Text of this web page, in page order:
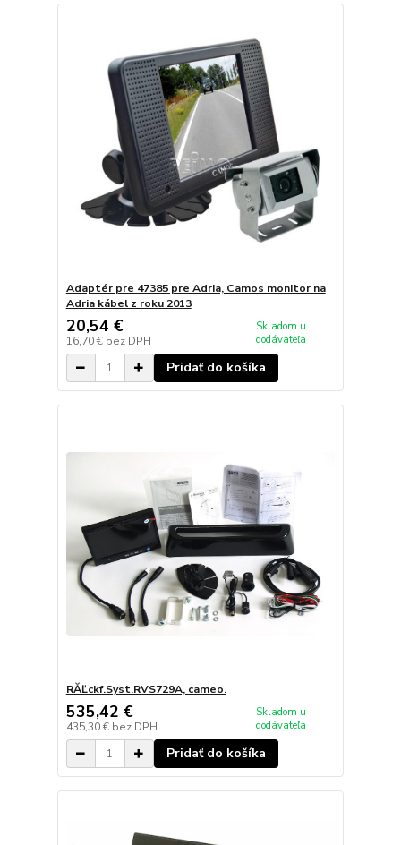
Adaptér pre 47385 pre Adria, Camos monitor na
Adria kábel z roku 2013
20,54 €
16,70 € bez DPH
Skladom u
dodávateľa
Pridať do košíka
RĂĽckf.Syst.RVS729A, cameo.
535,42 €
435,30 € bez DPH
Skladom u
dodávateľa
Pridať do košíka